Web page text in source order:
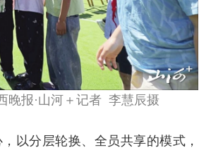
晚报·山河＋记者 李慧辰摄
以分层轮换、全员共享的模式，